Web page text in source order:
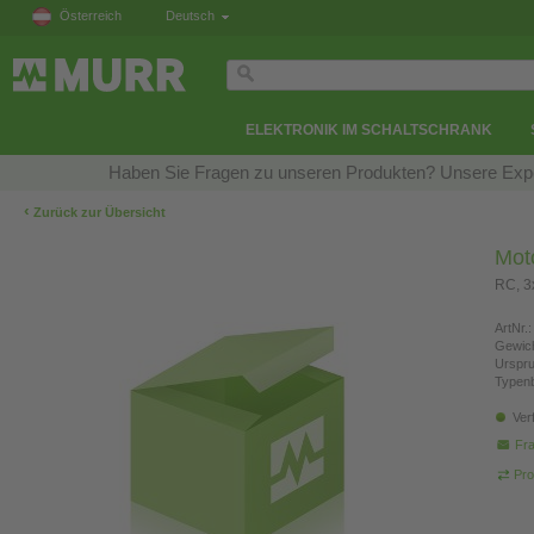
Österreich Deutsch
ELEKTRONIK IM SCHALTSCHRANK
Haben Sie Fragen zu unseren Produkten? Unsere
‹ Zurück zur Übersicht
RC,
ArtNr.: